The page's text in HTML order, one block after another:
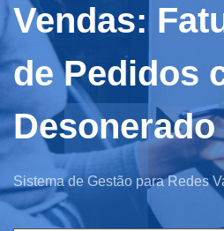
Vendas:
de Pedidos
Desonerado
Sistema de Gestão para Redes